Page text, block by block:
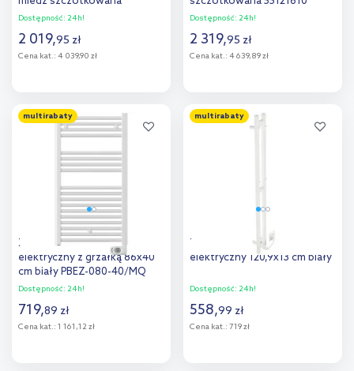
55120610
Dostępność: 24h!
2 019,95 zł
Cena kat.: 4 039,90 zł
Dodaj do
porównania
Dostępność: 24h!
2 319,95 zł
Cena kat.: 4 639,89 zł
Dodaj do
multirabaty
Zehnder Aura grzejnik
elektryczny z grzałką 86x40
cm biały PBEZ-080-40/MQ
Dostępność: 24h!
719,89 zł
Cena kat.: 1 161,12 zł
multirabaty
Thermoval TVB grzejnik
elektryczny 120,9x13 cm biały
Dostępność: 24h!
558,99 zł
Cena kat.: 719 zł